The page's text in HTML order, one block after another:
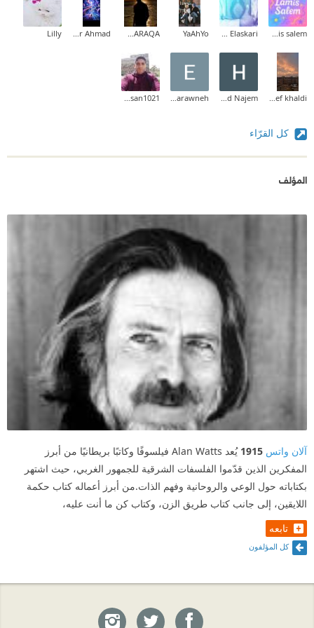
YaAhYo
Lilly
كل القرّاء
المؤلف
آلان واتس 1915
يُعد Alan Watts فيلسوفًا وكاتبًا بريطانيًا من أبرز
المفكرين الذين قدّموا الفلسفات الشرقية للجمهور الغربي، حيث اشتهر
بكتاباته حول الوعي والروحانية وفهم الذات.من أبرز أعماله كتاب حكمة
اللايقين، إلى جانب كتاب طريق الزن، وكتاب كن ما أنت عليه،
تابعه
كل المؤلفون